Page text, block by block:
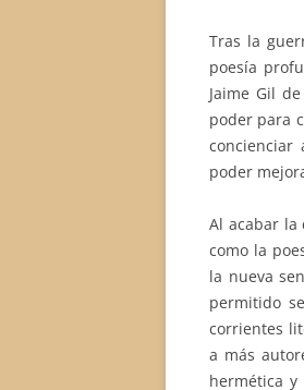
Tras la
poesía
Jaime Gil
poder para
poder
Al acabar la
como la
la nueva
permitido
corrientes
a más
hermética